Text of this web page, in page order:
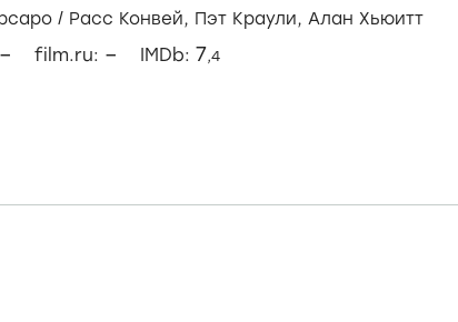
/ Расс Конвей, Пэт Краули, Алан Хьюитт
– film.ru: – IMDb: 7,4